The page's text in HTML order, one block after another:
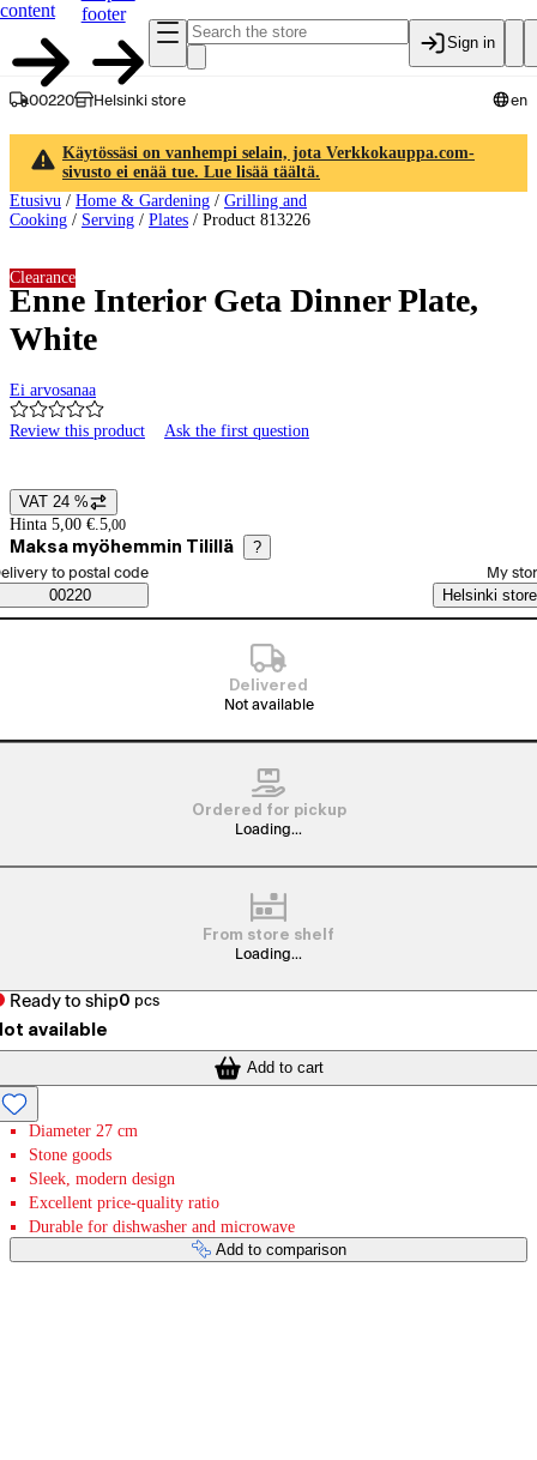
content
footer
Sign in
00220 Helsinki store en
Käytössäsi on vanhempi selain, jota Verkkokauppa.com-
sivusto ei enää tue. Lue lisää täältä.
Etusivu / Home & Gardening / Grilling and
Cooking / Serving / Plates / Product 813226
Enne Interior Geta Dinner Plate,
White
Ei arvosanaa
Review this product Ask the first question
Clearance
Price details
VAT 24 %
Hinta 5,00 €. 5,00
Maksa myöhemmin Tilillä ?
Saatavuustiedot
order method
to postal code
00220
My
Helsinki store
Delivered
Not available
Ordered for pickup
Loading...
From store shelf
Loading...
Ready to ship0 pcs
available
Add to cart
Diameter 27 cm
Stone goods
Sleek, modern design
Excellent price-quality ratio
Durable for dishwasher and microwave
Add to comparison